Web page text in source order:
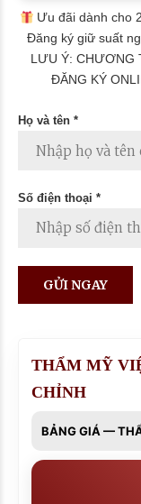
Ưu đãi dành cho
Đăng ký giữ suất
LƯU Ý: CHƯƠNG
ĐĂNG KÝ
Họ và tên *
Số điện thoại *
THẨM MỸ
CHỈNH
BẢNG GIÁ —